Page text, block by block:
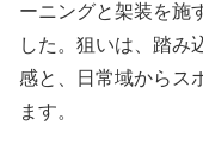
ーニングと架装を施
した。狙いは、踏み
感と、日常域からス
ます。